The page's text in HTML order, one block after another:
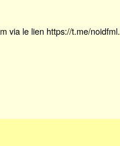
via le lien https://t.me/noidfml.